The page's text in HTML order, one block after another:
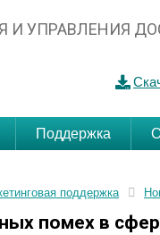
И УПРАВЛЕНИЯ
Поддержка
поддержка
помех в